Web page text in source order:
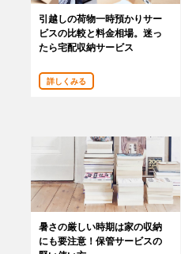
引越しの荷物一時預かりサー
ビスの比較と料金相場。迷っ
たら宅配収納サービス
詳しくみる
暑さの厳しい時期は家の収納
にも要注意！保管サービスの